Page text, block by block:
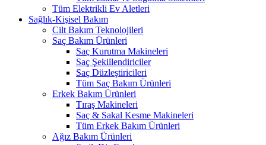
Tüm Elektrikli Ev Aletleri
Sağlık-Kişisel Bakım
Cilt Bakım Teknolojileri
Saç Bakım Ürünleri
Saç Kurutma Makineleri
Saç Şekillendiriciler
Saç Düzleştiricileri
Tüm Saç Bakım Ürünleri
Erkek Bakım Ürünleri
Tıraş Makineleri
Saç & Sakal Kesme Makineleri
Tüm Erkek Bakım Ürünleri
Ağız Bakım Ürünleri